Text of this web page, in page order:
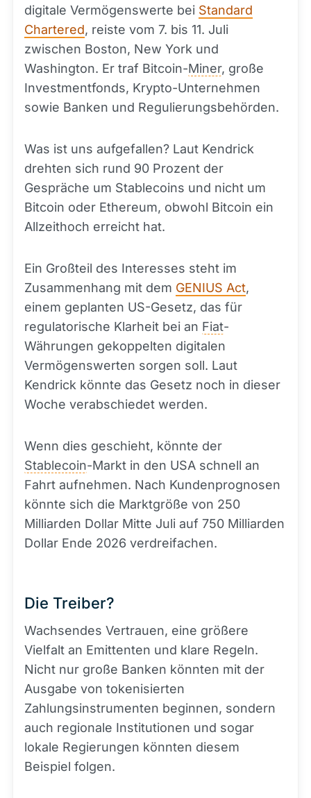
digitale Vermögenswerte bei Standard
Chartered, reiste vom 7. bis 11. Juli
zwischen Boston, New York und
Washington. Er traf Bitcoin-Miner, große
Investmentfonds, Krypto-Unternehmen
sowie Banken und Regulierungsbehörden.
Was ist uns aufgefallen? Laut Kendrick
drehten sich rund 90 Prozent der
Gespräche um Stablecoins und nicht um
Bitcoin oder Ethereum, obwohl Bitcoin ein
Allzeithoch erreicht hat.
Ein Großteil des Interesses steht im
Zusammenhang mit dem GENIUS Act,
einem geplanten US-Gesetz, das für
regulatorische Klarheit bei an Fiat-
Währungen gekoppelten digitalen
Vermögenswerten sorgen soll. Laut
Kendrick könnte das Gesetz noch in dieser
Woche verabschiedet werden.
Wenn dies geschieht, könnte der
Stablecoin-Markt in den USA schnell an
Fahrt aufnehmen. Nach Kundenprognosen
könnte sich die Marktgröße von 250
Milliarden Dollar Mitte Juli auf 750 Milliarden
Dollar Ende 2026 verdreifachen.
Die Treiber?
Wachsendes Vertrauen, eine größere
Vielfalt an Emittenten und klare Regeln.
Nicht nur große Banken könnten mit der
Ausgabe von tokenisierten
Zahlungsinstrumenten beginnen, sondern
auch regionale Institutionen und sogar
lokale Regierungen könnten diesem
Beispiel folgen.